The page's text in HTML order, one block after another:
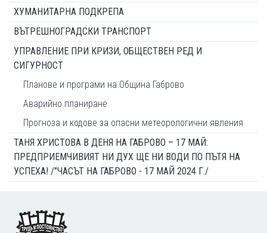
ХУМАНИТАРНА ПОДКРЕПА
ВЪТРЕШНОГРАДСКИ ТРАНСПОРТ
УПРАВЛЕНИЕ ПРИ КРИЗИ, ОБЩЕСТВЕН РЕД И
СИГУРНОСТ
Планове и програми на Община Габрово
Аварийно планиране
Прогноза и кодове за опасни метеорологични явления
ТАНЯ ХРИСТОВА В ДЕНЯ НА ГАБРОВО – 17 МАЙ:
ПРЕДПРИЕМЧИВИЯТ НИ ДУХ ЩЕ НИ ВОДИ ПО ПЪТЯ НА
УСПЕХА! /"ЧАСЪТ НА ГАБРОВО - 17 МАЙ 2024 Г./
Footer